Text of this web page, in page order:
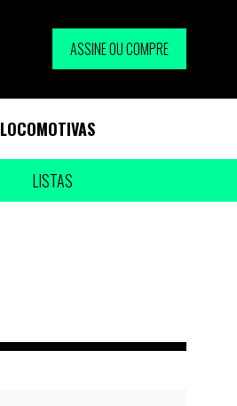
ASSINE OU COMPRE
LOCOMOTIVAS
LISTAS